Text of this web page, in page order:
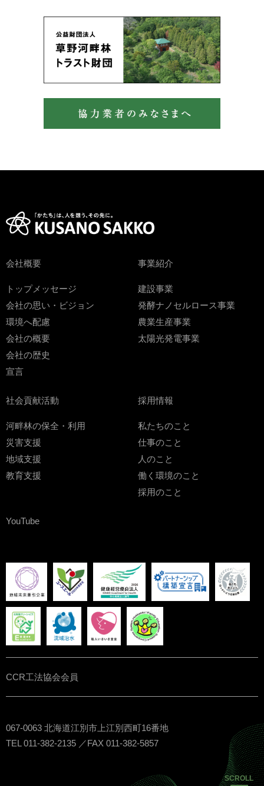
会社概要
トップメッセージ
会社の思い・ビジョン
環境へ配慮
会社の概要
会社の歴史
宣言
事業紹介
建設事業
発酵ナノセルロース事業
農業生産事業
太陽光発電事業
社会貢献活動
河畔林の保全・利用
災害支援
地域支援
教育支援
採用情報
私たちのこと
仕事のこと
人のこと
働く環境のこと
採用のこと
YouTube
CCR工法協会会員
067-0063 北海道江別市上江別西町16番地
TEL 011-382-2135 ／FAX 011-382-5857
SCROLL